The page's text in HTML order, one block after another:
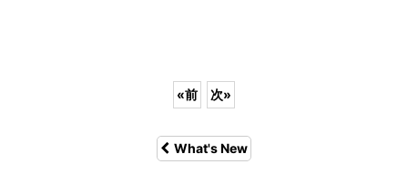
«前 次»
What's New